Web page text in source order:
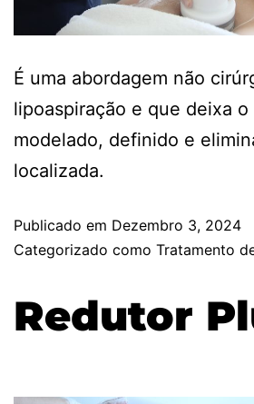
É uma abordagem não
lipoaspiração e que deixa
modelado, definido e
localizada.
Publicado em Dezembro 3, 2024
Categorizado como Tratamento
Redutor